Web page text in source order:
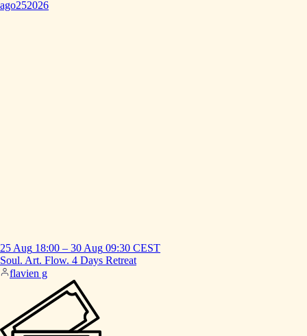
ago252026
25 Aug 18:00 – 30 Aug 09:30 CEST
Soul. Art. Flow. 4 Days Retreat
flavien g